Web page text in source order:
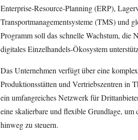
Enterprise-Resource-Planning (ERP),
Transportmanagementsysteme (TMS) und
Programm soll das schnelle Wachstum, die
digitales Einzelhandels-Ökosystem
Das Unternehmen verfügt über eine
Produktionsstätten und Vertriebszentren in
ein umfangreiches Netzwerk für
eine skalierbare und flexible Grundlage,
hinweg zu steuern.